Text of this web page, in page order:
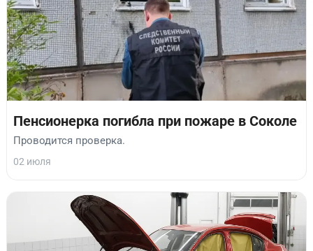
Пенсионерка погибла при пожаре в Соколе
Проводится проверка.
02 июля